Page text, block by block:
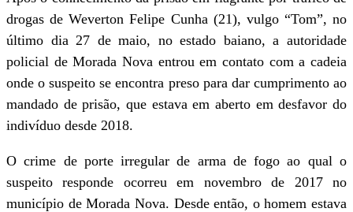
drogas de Weverton Felipe Cunha (21), vulgo “Tom”, no
último dia 27 de maio, no estado baiano, a autoridade
policial de Morada Nova entrou em contato com a cadeia
onde o suspeito se encontra preso para dar cumprimento ao
mandado de prisão, que estava em aberto em desfavor do
indivíduo desde 2018.
O crime de porte irregular de arma de fogo ao qual o
suspeito responde ocorreu em novembro de 2017 no
município de Morada Nova. Desde então, o homem estava